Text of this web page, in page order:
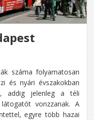
száma folyamatosan
és nyári évszakokban
addig jelenleg a téli
vonzzanak. A
egyre több hazai